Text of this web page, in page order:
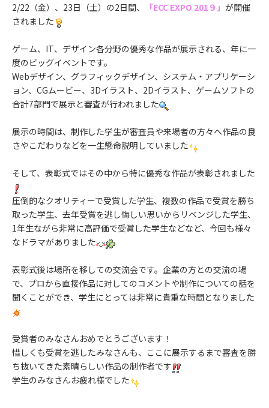
2/22（金）、23日（土）の2日間、 「ECC EXPO 201９」 が開催
されました
ゲーム、IT、デザイン各分野の優秀な作品が展示される、年に一
度のビッグイベントです。
Webデザイン、グラフィックデザイン、システム・アプリケーシ
ョン、CGムービー、3Dイラスト、2Dイラスト、ゲームソフトの
合計7部門で展示と審査が行われました
展示の時間は、制作した学生が審査員や来場者の方々へ作品の良
さやこだわりなどを一生懸命説明していました
そして、表彰式ではその中から特に優秀な作品が表彰されました
圧倒的なクオリティーで受賞した学生、複数の作品で受賞を勝ち
取った学生、去年受賞を逃し悔しい思いからリベンジした学生、
1年生ながら非常に高評価で受賞した学生などなど、今回も様々
なドラマがありました
表彰式後は場所を移しての交流会です。企業の方との交流の場
で、プロから直接作品に対してのコメントや制作についての話を
聞くことができ、学生にとっては非常に貴重な時間となりました
受賞者のみなさんおめでとうございます！
惜しくも受賞を逃したみなさんも、ここに展示するまで審査を勝
ち抜いてきた素晴らしい作品の制作者です
学生のみなさんお疲れ様でした